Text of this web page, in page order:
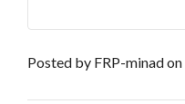
Posted by FRP-minadon